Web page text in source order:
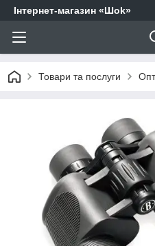
Інтернет-магазин «Шоk»
Товари та послуги